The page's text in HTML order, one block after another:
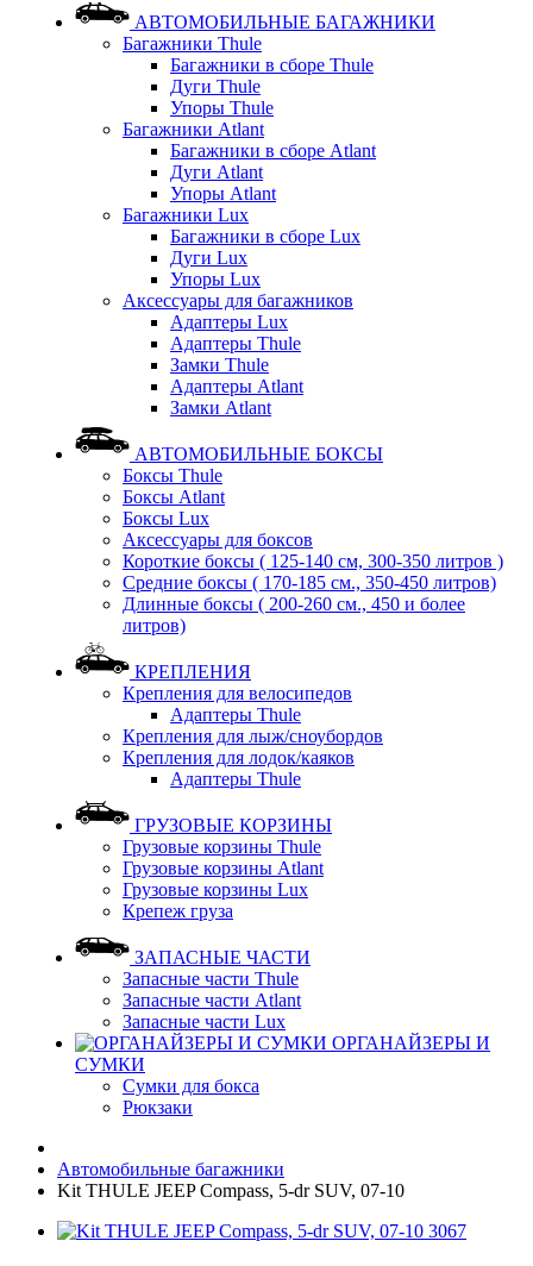
АВТОМОБИЛЬНЫЕ БАГАЖНИКИ
Багажники Thule
Багажники в сборе Thule
Дуги Thule
Упоры Thule
Багажники Atlant
Багажники в сборе Atlant
Дуги Atlant
Упоры Atlant
Багажники Lux
Багажники в сборе Lux
Дуги Lux
Упоры Lux
Аксессуары для багажников
Адаптеры Lux
Адаптеры Thule
Замки Thule
Адаптеры Atlant
Замки Atlant
АВТОМОБИЛЬНЫЕ БОКСЫ
Боксы Thule
Боксы Atlant
Боксы Lux
Аксессуары для боксов
Короткие боксы ( 125-140 см, 300-350 литров )
Средние боксы ( 170-185 см., 350-450 литров)
Длинные боксы ( 200-260 см., 450 и более
литров)
КРЕПЛЕНИЯ
Крепления для велосипедов
Адаптеры Thule
Крепления для лыж/сноубордов
Крепления для лодок/каяков
Адаптеры Thule
ГРУЗОВЫЕ КОРЗИНЫ
Грузовые корзины Thule
Грузовые корзины Atlant
Грузовые корзины Lux
Крепеж груза
ЗАПАСНЫЕ ЧАСТИ
Запасные части Thule
Запасные части Atlant
Запасные части Lux
ОРГАНАЙЗЕРЫ И
СУМКИ
Сумки для бокса
Рюкзаки
Автомобильные багажники
Kit THULE JEEP Compass, 5-dr SUV, 07-10